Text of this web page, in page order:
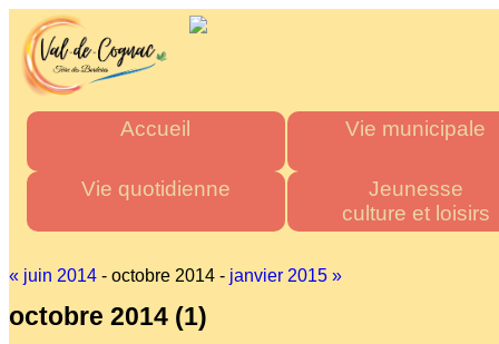
Accueil
Mairie
Région
Vie municipale
Horaires des mairies
Charte commune
Actes administratifs
Vie quotidienne
Administrations
Commerces de proximité
Artisans
Jeunesse
culture et loisirs
« juin 2014 - octobre 2014 - janvier 2015 »
octobre 2014 (1)